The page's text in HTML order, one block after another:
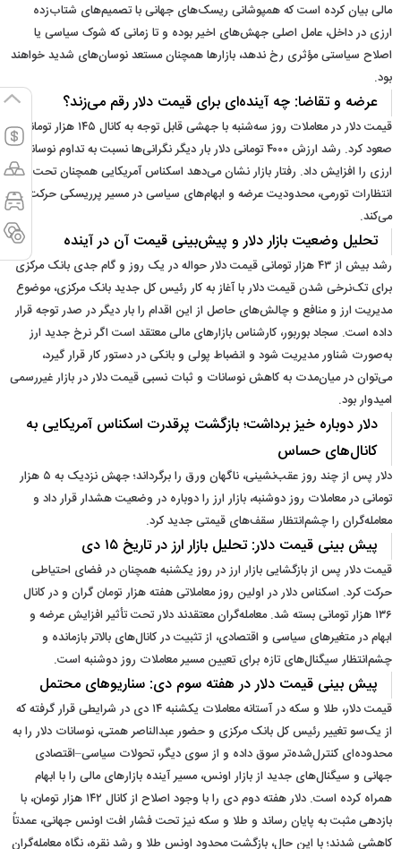
مالی بیان کرده است که همپوشانی ریسک‌های جهانی با تصمیم‌های شتاب‌زده
ارزی در داخل، عامل اصلی جهش‌های اخیر بوده و تا زمانی که شوک سیاسی یا
اصلاح سیاستی مؤثری رخ ندهد، بازارها همچنان مستعد نوسان‌های شدید خواهند
بود.
عرضه و تقاضا: چه آینده‌ای برای قیمت دلار رقم می‌زند؟
قیمت دلار در معاملات روز سه‌شنبه با جهشی قابل ‌توجه به کانال ۱۴۵ هزار تومانی
صعود کرد. رشد ارزش ۴۰۰۰ تومانی دلار بار دیگر نگرانی‌ها نسبت به تداوم نوسانات
ارزی را افزایش داد. رفتار بازار نشان می‌دهد اسکناس آمریکایی همچنان تحت‌ تأثیر
انتظارات تورمی، محدودیت عرضه و ابهام‌های سیاسی در مسیر پرریسکی حرکت
می‌کند.
تحلیل وضعیت بازار دلار و پیش‌بینی قیمت آن در آینده
رشد بیش از ۴۳ هزار تومانی قیمت دلار حواله در یک روز و گام جدی بانک مرکزی
برای تک‌نرخی شدن قیمت دلار با آغاز به کار رئیس کل جدید بانک مرکزی، موضوع
مدیریت ارز و منافع و چالش‌های حاصل از این اقدام را بار دیگر در صدر توجه قرار
داده است. سجاد بوربور، کارشناس بازارهای مالی معتقد است اگر نرخ جدید ارز
به‌صورت شناور مدیریت شود و انضباط پولی و بانکی در دستور کار قرار گیرد،
می‌توان در میان‌مدت به کاهش نوسانات و ثبات نسبی قیمت دلار در بازار غیررسمی
امیدوار بود.
دلار دوباره خیز برداشت؛ بازگشت پرقدرت اسکناس آمریکایی به
کانال‌های حساس
دلار پس از چند روز عقب‌نشینی، ناگهان ورق را برگرداند؛ جهش نزدیک به ۵ هزار
تومانی در معاملات روز دوشنبه، بازار ارز را دوباره در وضعیت هشدار قرار داد و
معامله‌گران را چشم‌انتظار سقف‌های قیمتی جدید کرد.
پیش‌ بینی قیمت دلار: تحلیل بازار ارز در تاریخ ۱۵ دی
قیمت دلار پس از بازگشایی بازار ارز در روز یکشنبه همچنان در فضای احتیاطی
حرکت کرد. اسکناس دلار در اولین روز معاملاتی هفته هزار تومان گران و در کانال
۱۳۶ هزار تومانی بسته شد. معامله‌گران معتقدند دلار تحت ‌تأثیر افزایش عرضه و
ابهام در متغیرهای سیاسی و اقتصادی، از تثبیت در کانال‌های بالاتر بازمانده و
چشم‌انتظار سیگنال‌های تازه برای تعیین مسیر معاملات روز دوشنبه است.
پیش‌ بینی قیمت دلار در هفته سوم دی: سناریوهای محتمل
قیمت دلار، طلا و سکه در آستانه معاملات یکشنبه ۱۴ دی در شرایطی قرار گرفته که
از یک‌سو تغییر رئیس کل بانک مرکزی و حضور عبدالناصر همتی، نوسانات دلار را به
محدوده‌ای کنترل‌شده‌تر سوق داده و از سوی دیگر، تحولات سیاسی–اقتصادی
جهانی و سیگنال‌های جدید از بازار اونس، مسیر آینده بازارهای مالی را با ابهام
همراه کرده است. دلار هفته دوم دی را با وجود اصلاح از کانال ۱۴۲ هزار تومان، با
بازدهی مثبت به پایان رساند و طلا و سکه نیز تحت فشار افت اونس جهانی، عمدتاً
کاهشی شدند؛ با این حال، بازگشت محدود اونس طلا و رشد نقره، نگاه معامله‌گران